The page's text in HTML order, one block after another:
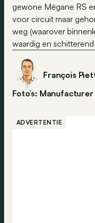
gewone Mégane RS
voor circuit maar
weg (waarover
waardig en
François
Foto’s: Manufacturer
ADVERTENTIE